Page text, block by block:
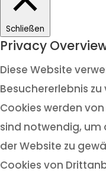
Schließen
Privacy
Diese Website
Besuchererlebnis
Cookies werden
sind notwendig, um
der Website zu
Cookies von